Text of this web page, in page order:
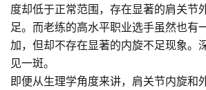
度却低于正常范围，存在显著的肩关节
足。而老练的高水平职业选手虽然也有
加，但却不存在显著的内旋不足现象。
见一斑。
即便从生理学角度来讲，肩关节内旋和